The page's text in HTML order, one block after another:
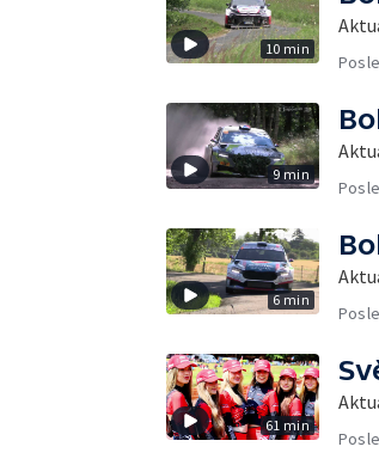
10 min
9 min
6 min
61 min